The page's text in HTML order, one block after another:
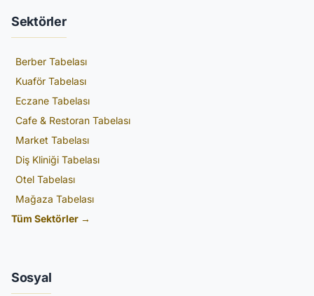
Sektörler
Berber Tabelası
Kuaför Tabelası
Eczane Tabelası
Cafe & Restoran Tabelası
Market Tabelası
Diş Kliniği Tabelası
Otel Tabelası
Mağaza Tabelası
Tüm Sektörler →
Sosyal